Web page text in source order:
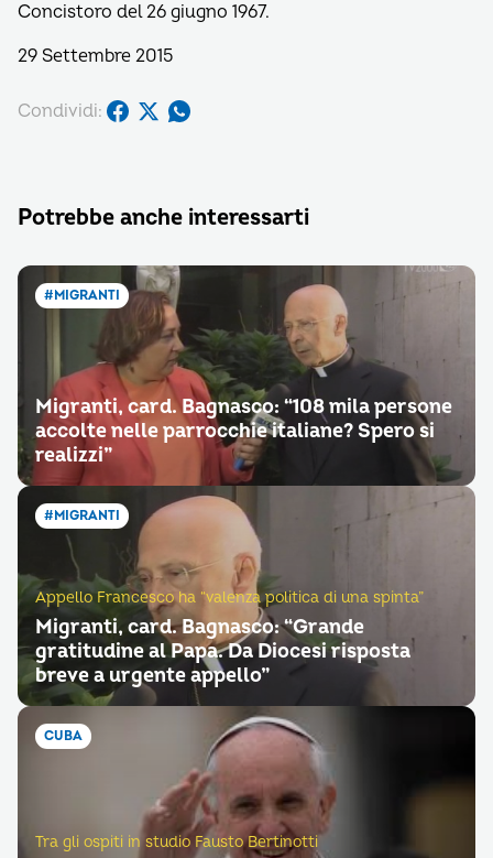
Concistoro del 26 giugno 1967.
29 Settembre 2015
Condividi:
Potrebbe anche interessarti
#MIGRANTI
Migranti, card. Bagnasco: “108 mila persone
accolte nelle parrocchie italiane? Spero si
realizzi”
#MIGRANTI
Appello Francesco ha “valenza politica di una spinta”
Migranti, card. Bagnasco: “Grande
gratitudine al Papa. Da Diocesi risposta
breve a urgente appello”
CUBA
Tra gli ospiti in studio Fausto Bertinotti